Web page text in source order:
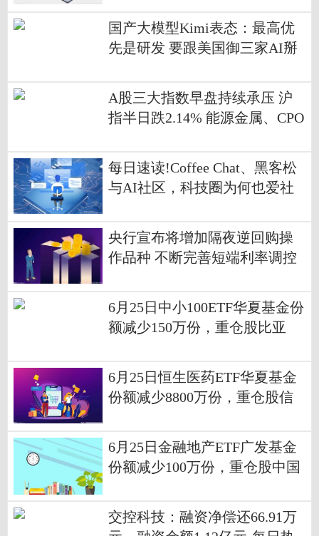
国产大模型Kimi表态：最高优
先是研发 要跟美国御三家AI掰
A股三大指数早盘持续承压 沪
指半日跌2.14% 能源金属、CPO
每日速读!Coffee Chat、黑客松
与AI社区，科技圈为何也爱社
央行宣布将增加隔夜逆回购操
作品种 不断完善短端利率调控
6月25日中小100ETF华夏基金份
额减少150万份，重仓股比亚
6月25日恒生医药ETF华夏基金
份额减少8800万份，重仓股信
6月25日金融地产ETF广发基金
份额减少100万份，重仓股中国
交控科技：融资净偿还66.91万